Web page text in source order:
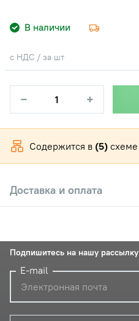
В наличии
с НДС / за шт
− +
Содержится в (5) схеме
Доставка и оплата
Подпишитесь на нашу рассылку
E-mail